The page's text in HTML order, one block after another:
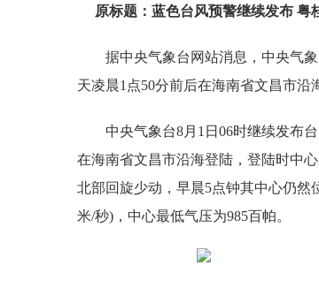
原标题：蓝色台风预警继续发布 粤
据中央气象台网站消息，中央气象
天凌晨1点50分前后在海南省文昌市沿
中央气象台8月1日06时继续发布台
在海南省文昌市沿海登陆，登陆时中
北部回旋少动，早晨5点钟其中心仍然
米/秒)，中心最低气压为985百帕。